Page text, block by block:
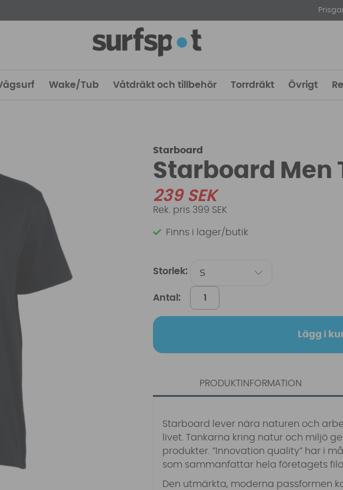
Wake/Tub Våtdräkt och tillbehör Torrdräkt Övrigt
Starboard
Starboard Men
239SEK
399 SEK
Finns i lager/butik
Storlek:
Antal:
Lägg i
PRODUKTINFORMATION
Starboard lever nära naturen och
livet. Tankarna kring natur och miljö
produkter. ”Innovation quality” har i
som sammanfattar hela företagets
Den utmärkta, moderna passformen